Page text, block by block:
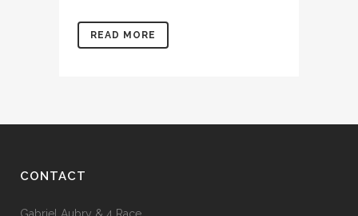
READ MORE
CONTACT